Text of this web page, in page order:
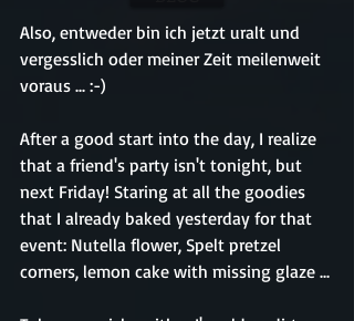
Also, entweder bin ich jetzt uralt und
vergesslich oder meiner Zeit meilenweit
voraus ... :-)
After a good start into the day, I realize
that a friend's party isn't tonight, but
next Friday! Staring at all the goodies
that I already baked yesterday for that
event: Nutella flower, Spelt pretzel
corners, lemon cake with missing glaze ...